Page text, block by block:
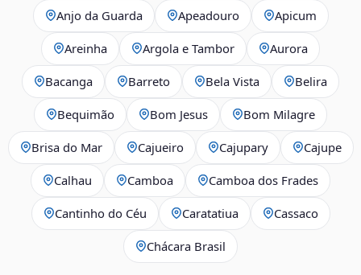
Anjo da Guarda Apeadouro Apicum
Areinha Argola e Tambor Aurora
Bacanga Barreto Bela Vista Belira
Bequimão Bom Jesus Bom Milagre
Brisa do Mar Cajueiro Cajupary Cajupe
Calhau Camboa Camboa dos Frades
Cantinho do Céu Caratatiua Cassaco
Chácara Brasil